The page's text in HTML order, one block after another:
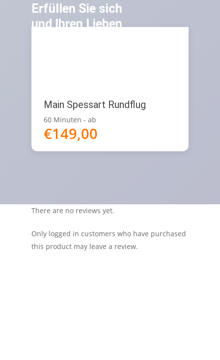
Erfüllen Sie sich
und Ihren Lieben
Main Spessart Rundflug
60 Minuten - ab
€149,00
There are no reviews yet.
Only logged in customers who have purchased
this product may leave a review.